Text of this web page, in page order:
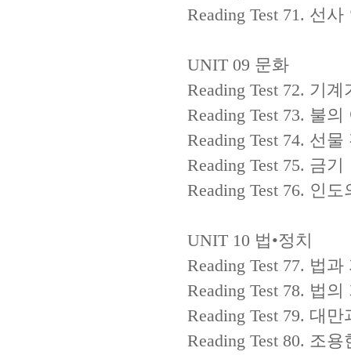
Reading Test 71. 선사
UNIT 09 문화
Reading Test 72. 기계
Reading Test 73. 불의
Reading Test 74. 선물
Reading Test 75. 금기
Reading Test 76. 인도
UNIT 10 법•정치
Reading Test 77. 법과
Reading Test 78. 법의
Reading Test 79. 대만
Reading Test 80. 조용